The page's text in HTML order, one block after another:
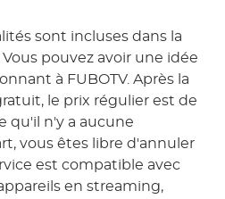
sont incluses dans la
pouvez avoir une idée
à FUBOTV. Après la
le prix régulier est de
qu'il n'y a aucune
vous êtes libre d'annuler
est compatible avec
en streaming,